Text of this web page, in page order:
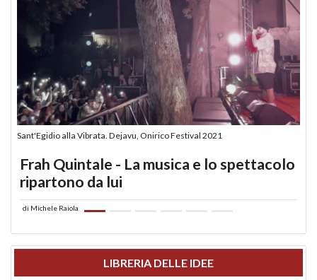
Sant'Egidio alla Vibrata. Dejavu, Onirico Festival 2021
Frah Quintale - La musica e lo spettacolo
ripartono da lui
di Michele Raiola
LIBRERIA DELLE IDEE